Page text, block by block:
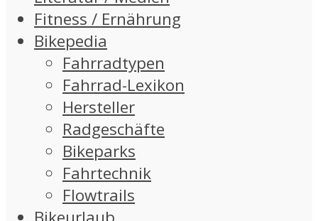
Fitness / Ernährung
Bikepedia
Fahrradtypen
Fahrrad-Lexikon
Hersteller
Radgeschäfte
Bikeparks
Fahrtechnik
Flowtrails